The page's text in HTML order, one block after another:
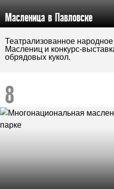
Масленица в Павловске
Театрализованное
Маслениц и конкурс-
обрядовых кукол.